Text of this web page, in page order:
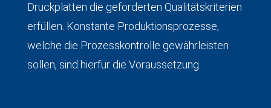
Druckplatten die geforderten Qualitätskriterien
erfüllen. Konstante Produktionsprozesse,
welche die Prozesskontrolle gewährleisten
sollen, sind hierfür die Voraussetzung.